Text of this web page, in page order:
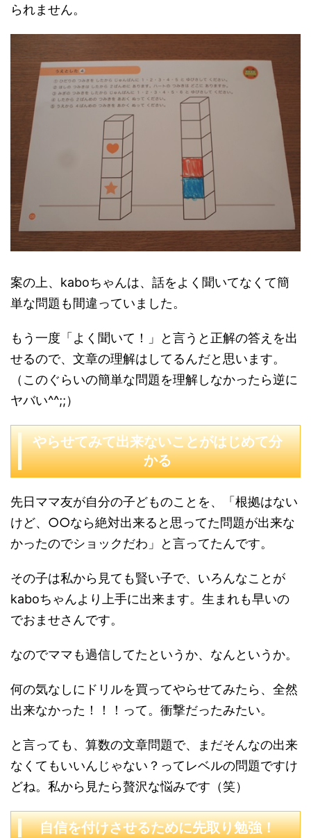
られません。
案の上、kaboちゃんは、話をよく聞いてなくて簡
単な問題も間違っていました。
もう一度「よく聞いて！」と言うと正解の答えを出
せるので、文章の理解はしてるんだと思います。
（このぐらいの簡単な問題を理解しなかったら逆に
ヤバい^^;;）
やらせてみて出来ないことがはじめて分
かる
先日ママ友が自分の子どものことを、「根拠はない
けど、○○なら絶対出来ると思ってた問題が出来な
かったのでショックだわ」と言ってたんです。
その子は私から見ても賢い子で、いろんなことが
kaboちゃんより上手に出来ます。生まれも早いの
でおませさんです。
なのでママも過信してたというか、なんというか。
何の気なしにドリルを買ってやらせてみたら、全然
出来なかった！！！って。衝撃だったみたい。
と言っても、算数の文章問題で、まだそんなの出来
なくてもいいんじゃない？ってレベルの問題ですけ
どね。私から見たら贅沢な悩みです（笑）
自信を付けさせるために先取り勉強！